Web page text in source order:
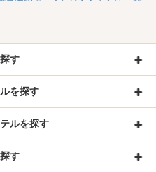
す
を探す
ルを探す
す